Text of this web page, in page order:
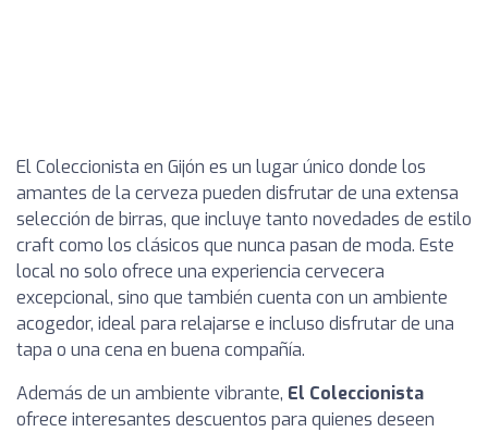
El Coleccionista en Gijón es un lugar único donde los
amantes de la cerveza pueden disfrutar de una extensa
selección de birras, que incluye tanto novedades de estilo
craft como los clásicos que nunca pasan de moda. Este
local no solo ofrece una experiencia cervecera
excepcional, sino que también cuenta con un ambiente
acogedor, ideal para relajarse e incluso disfrutar de una
tapa o una cena en buena compañía.
Además de un ambiente vibrante, El Coleccionista
ofrece interesantes descuentos para quienes deseen